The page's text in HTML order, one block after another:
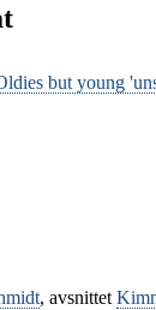
but young
, avsnittet